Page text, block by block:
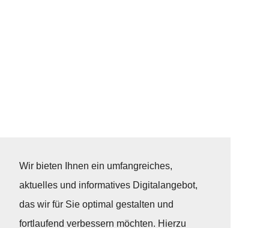
Wir bieten Ihnen ein umfangreiches,
aktuelles und informatives Digitalangebot,
das wir für Sie optimal gestalten und
fortlaufend verbessern möchten. Hierzu